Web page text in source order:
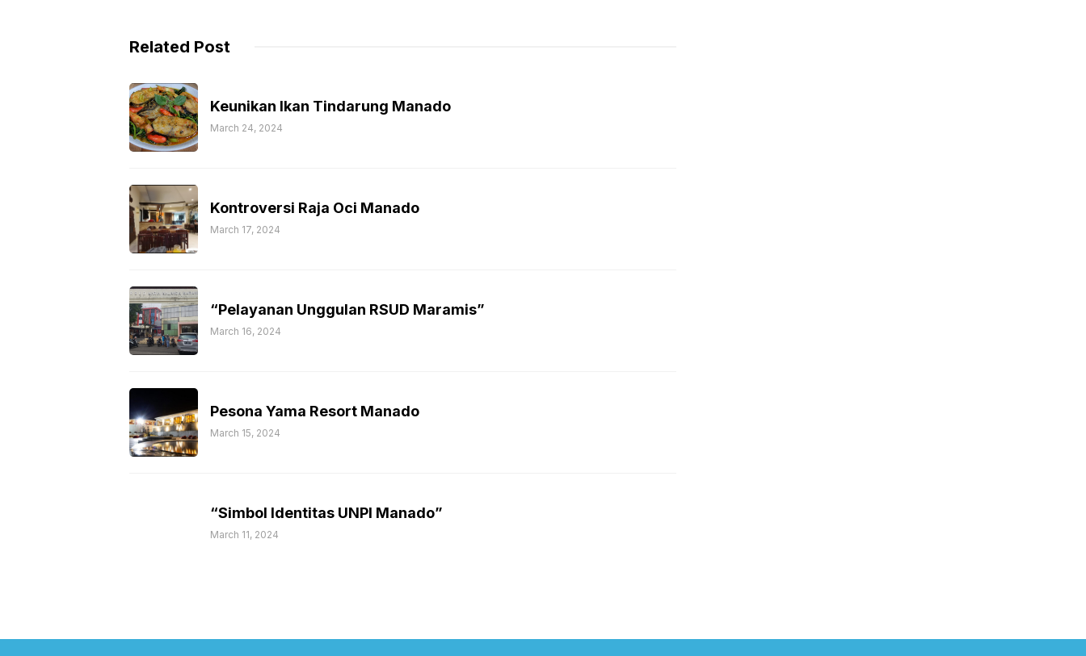
Related Post
Keunikan Ikan Tindarung Manado
March 24, 2024
Kontroversi Raja Oci Manado
March 17, 2024
“Pelayanan Unggulan RSUD Maramis”
March 16, 2024
Pesona Yama Resort Manado
March 15, 2024
“Simbol Identitas UNPI Manado”
March 11, 2024